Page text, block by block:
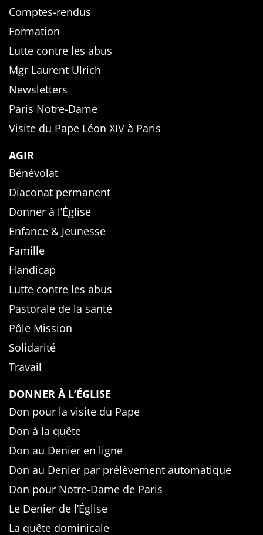
Comptes-rendus
Formation
Lutte contre les abus
Mgr Laurent Ulrich
Newsletters
Paris Notre-Dame
Visite du Pape Léon XIV à Paris
AGIR
Bénévolat
Diaconat permanent
Donner à l’Église
Enfance & Jeunesse
Famille
Handicap
Lutte contre les abus
Pastorale de la santé
Pôle Mission
Solidarité
Travail
DONNER À L’ÉGLISE
Don pour la visite du Pape
Don à la quête
Don au Denier en ligne
Don au Denier par prélèvement automatique
Don pour Notre-Dame de Paris
Le Denier de l’Église
La quête dominicale